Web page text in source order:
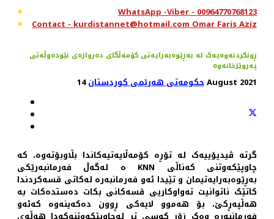
WhatsApp -Viber - 00964770768123
Contact - kurdistannet@hotmail.com Omar Faris Aziz
ڕونکردنەوەیەک لە بەڕێوەبەرایەتی کۆمەڵگای دەروازەی نێودەوڵەتی
پەروێزخانەوە
حکومەتی هەرێمی کوردستان14 August 2021
گرتە ڤیدیۆییەک لە تۆڕە کۆمەڵایەتیەکاندا بڵاوبۆتەوە، کە
چاوپێکەوتنی کەناڵی KNN ە لەگەڵ فەرمانبەرێکی
بەڕێوەبەرایەتیمان و تێیدا ئەو فەرمانبەرە لەکاتی قسەکردندا
کاتێک ناتوانیت تەواوکاریی قسەکانی بکات دەستدەكات بە
هەڵپەڕکێ، بۆ هەموو لایەکی ڕوون دەکەینەوە کەئەو